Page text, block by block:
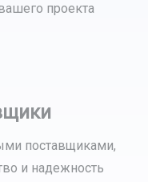
проекта
поставщиками,
и надежность